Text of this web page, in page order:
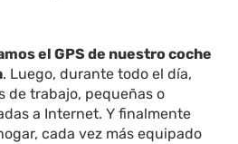
el GPS de nuestro coche
. Luego, durante todo el día,
de trabajo, pequeñas o
a Internet. Y finalmente
cada vez más equipado